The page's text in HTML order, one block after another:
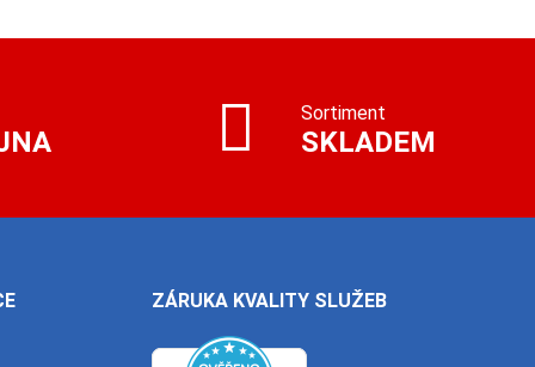
Sortiment
SKLADEM
ZÁRUKA KVALITY SLUŽEB